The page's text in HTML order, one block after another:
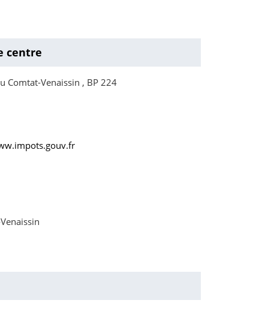
centre
Comtat-Venaissin , BP 224